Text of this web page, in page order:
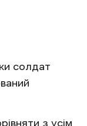
солдат
з усім